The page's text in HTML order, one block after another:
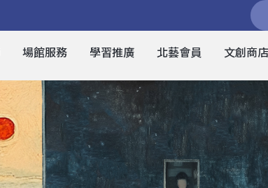
場館服務 學習推廣 北藝會員 文創商店